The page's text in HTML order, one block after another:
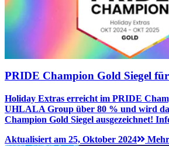
PRIDE Champion Gold Siegel
Holiday Extras erreicht im PRIDE
UHLALA Group über 80 % und wird
Champion Gold Siegel ausgezeichnet!
Aktualisiert am 25, Oktober 2024